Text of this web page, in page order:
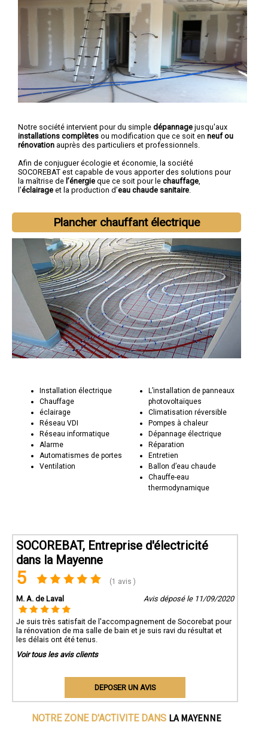
Notre société intervient pour du simple dépannage jusqu'aux
installations complètes ou modification que ce soit en neuf ou
rénovation auprès des particuliers et professionnels.
Afin de conjuguer écologie et économie, la société
SOCOREBAT est capable de vous apporter des solutions pour
la maîtrise de l’énergie que ce soit pour le chauffage
l’éclairage et la production d’eau chaude sanitaire
Plancher chauffant électrique
Installation électrique
Chauffage
éclairage
Réseau VDI
Réseau informatique
Alarme
Automatismes de portes
Ventilation
L’installation de panneaux
photovoltaïques
Climatisation réversible
Pompes à chaleur
Dépannage électrique
Réparation
Entretien
Ballon d’eau chaude
Chauffe-eau
thermodynamique
SOCOREBAT, Entreprise d'électricité
dans la Mayenne
5 (1 avis )
M. A. de Laval Avis déposé le 11/09/2020
Je suis très satisfait de l'accompagnement de Socorebat pour
la rénovation de ma salle de bain et je suis ravi du résultat et
les délais ont été tenus.
Voir tous les avis clients
DEPOSER UN AVIS
NOTRE ZONE D'ACTIVITE DANS LA MAYENNE